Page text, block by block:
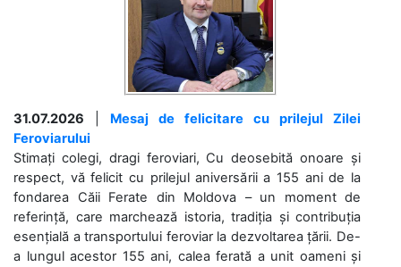
31.07.2026
Mesaj de felicitare cu prilejul Zilei
Feroviarului
Stimați colegi, dragi feroviari, Cu deosebită onoare și
respect, vă felicit cu prilejul aniversării a 155 ani de la
fondarea Căii Ferate din Moldova – un moment de
referință, care marchează istoria, tradiția și contribuția
esențială a transportului feroviar la dezvoltarea țării. De-
a lungul acestor 155 ani, calea ferată a unit oameni și